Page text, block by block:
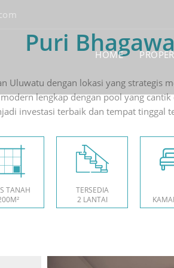
HOME
Puri
Uluwatu dengan lokasi yang strategis
lengkap dengan pool yang
investasi terbaik dan tempat tinggal
TANAH
TERSEDIA
2 LANTAI